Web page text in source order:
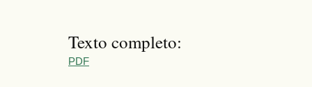
Texto completo:
PDF